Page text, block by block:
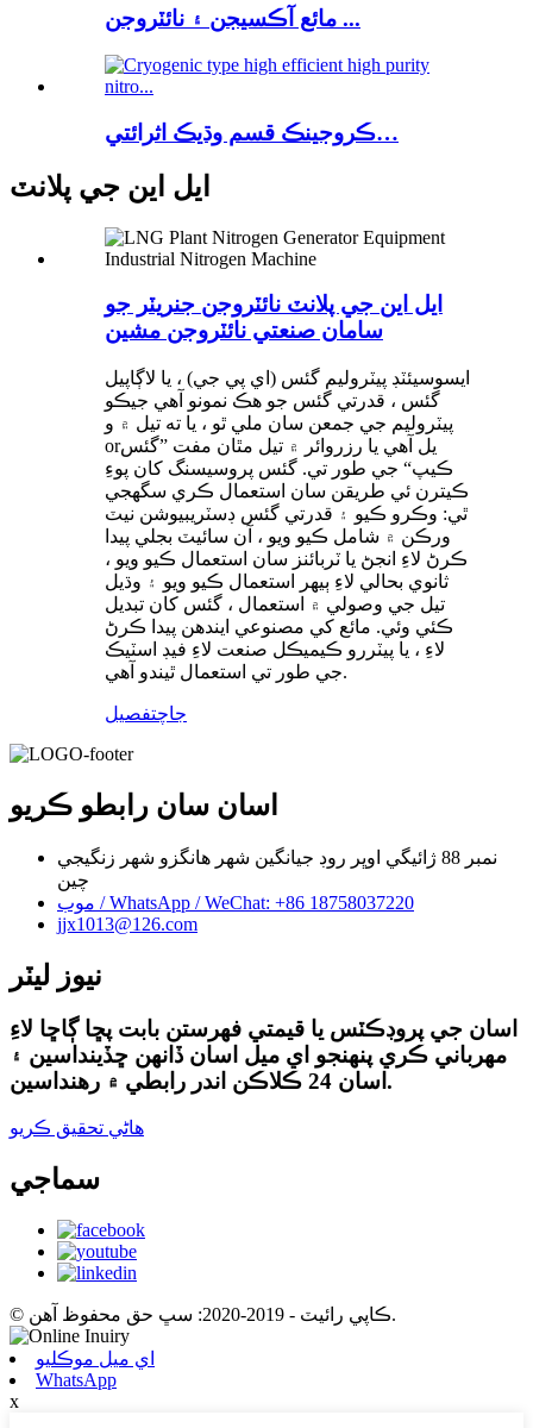
مائع آڪسيجن ۽ نائٽروجن ...
ڪروجينڪ قسم وڌيڪ اثرائتي…
ايل اين جي پلانٽ
ايل اين جي پلانٽ نائٽروجن جنريٽر جو
سامان صنعتي نائٽروجن مشين
ايسوسيئٽڊ پيٽروليم گئس (اي پي جي) ، يا لاڳاپيل
گئس ، قدرتي گئس جو هڪ نمونو آهي جيڪو
پيٽروليم جي جمعن سان ملي ٿو ، يا ته تيل ۾ و
orيل آهي يا رزروائر ۾ تيل مٿان مفت ”گئس
ڪيپ“ جي طور تي. گئس پروسيسنگ کان پوءِ
ڪيترن ئي طريقن سان استعمال ڪري سگھجي
ٿي: وڪرو ڪيو ۽ قدرتي گئس ڊسٽريبيوشن نيٽ
ورڪن ۾ شامل ڪيو ويو ، آن سائيٽ بجلي پيدا
ڪرڻ لاءِ انجڻ يا ٽربائنز سان استعمال ڪيو ويو ،
ثانوي بحالي لاءِ ٻيهر استعمال ڪيو ويو ۽ وڌيل
تيل جي وصولي ۾ استعمال ، گئس کان تبديل
ڪئي وئي. مائع کي مصنوعي ايندھن پيدا ڪرڻ
لاءِ ، يا پيٽررو ڪيميڪل صنعت لاءِ فيڊ اسٽيڪ
جي طور تي استعمال ٿيندو آهي.
جاچتفصيل
اسان سان رابطو ڪريو
نمبر 88 ژائيگي اوڀر روڊ جيانگين شهر ھانگزو شھر زنگيجي
چين
موب / WhatsApp / WeChat: +86 18758037220
jjx1013@126.com
نيوز ليٽر
اسان جي پروڊڪٽس يا قيمتي فهرستن بابت پڇا ڳاڇا لاءِ
مهرباني ڪري پنهنجو اي ميل اسان ڏانهن ڇڏينداسين ۽
اسان 24 ڪلاڪن اندر رابطي ۾ رهنداسين.
هاڻي تحقيق ڪريو
سماجي
© ڪاپي رائيٽ - 2019-2020: سڀ حق محفوظ آهن.
اي ميل موڪليو
WhatsApp
x